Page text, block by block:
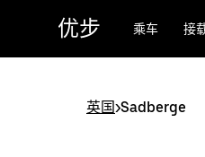
优步 乘车 接
英国>Sadberge